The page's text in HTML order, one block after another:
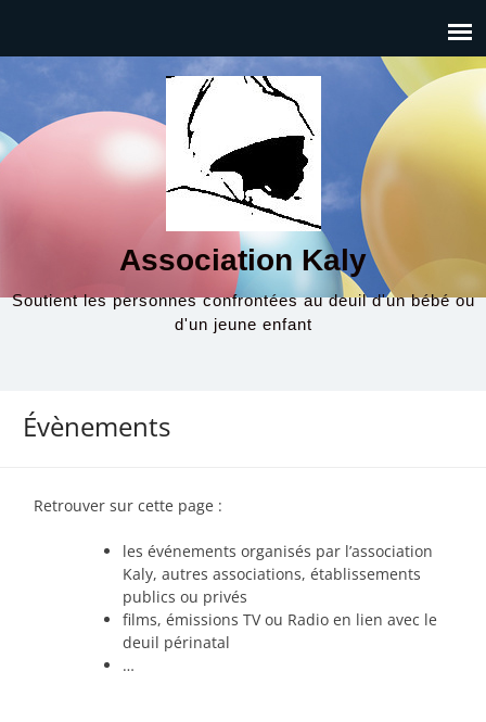
Association Kaly
Soutient les personnes confrontées au deuil d'un bébé ou
d'un jeune enfant
Évènements
Retrouver sur cette page :
les événements organisés par l’association
Kaly, autres associations, établissements
publics ou privés
films, émissions TV ou Radio en lien avec le
deuil périnatal
…
00:00